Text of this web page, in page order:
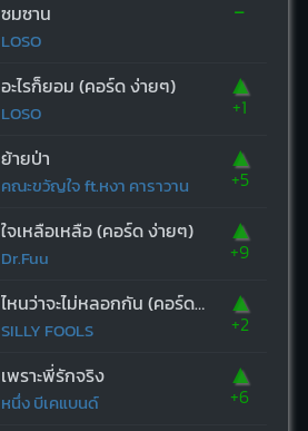
ซมซาน
LOSO
-
อะไรก็ยอม (คอร์ด ง่ายๆ)
LOSO
▲
+1
ย้ายป่า
คณะขวัญใจ ft.หงา คาราวาน
▲
+5
ใจเหลือเหลือ (คอร์ด ง่ายๆ)
Dr.Fuu
▲
+9
ไหนว่าจะไม่หลอกกัน (คอร์ด ง่ายๆ)
SILLY FOOLS
▲
+2
เพราะพี่รักจริง
หนึ่ง บีเคแบนด์
▲
+6